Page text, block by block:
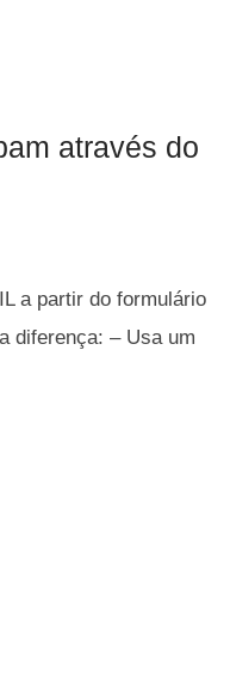
através do
a partir do formulário
diferença: – Usa um